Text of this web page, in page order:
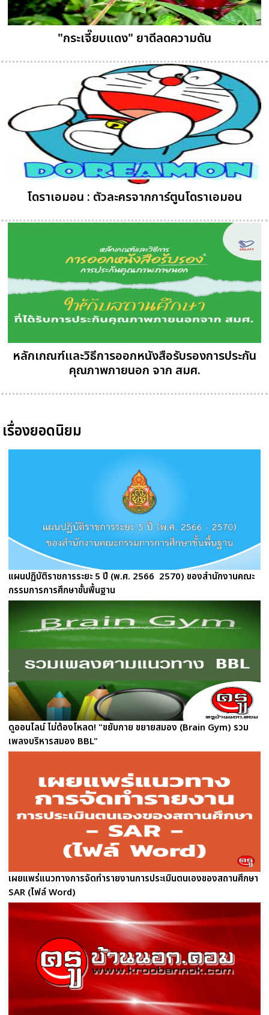
"กระเจี๊ยบแดง" ยาดีลดความดัน
โดราเอมอน : ตัวละครจากการ์ตูนโดราเอมอน
หลักเกณฑ์และวิธีการออกหนังสือรับรองการประกัน
คุณภาพภายนอก จาก สมศ.
เรื่องยอดนิยม
แผนปฏิบัติราชการระยะ 5 ปี (พ.ศ. 2566  2570) ของสำนักงานคณะ
กรรมการการศึกษาขั้นพื้นฐาน
ดูออนไลน์ ไม่ต้องโหลด! "ขยับกาย ขยายสมอง (Brain Gym) รวม
เพลงบริหารสมอง BBL"
เผยแพร่แนวทางการจัดทำรายงานการประเมินตนเองของสถานศึกษา
SAR (ไฟล์ Word)